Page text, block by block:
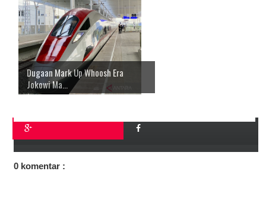
Dugaan Mark Up Whoosh Era
Jokowi Ma...
0 komentar :